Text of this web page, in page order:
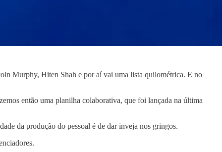
Murphy, Hiten Shah e por aí vai uma lista quilométrica. E no
então uma planilha colaborativa, que foi lançada na última
da produção do pessoal é de dar inveja nos gringos.